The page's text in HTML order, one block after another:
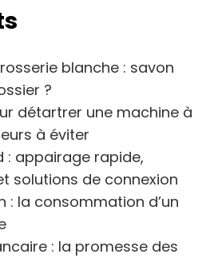
blanche : savon
?
détartrer une machine à
à éviter
: appairage rapide,
solutions de connexion
: la consommation d’un
: la promesse des